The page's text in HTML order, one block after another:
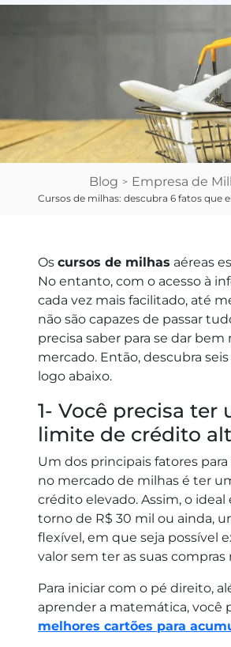
Blog > Empresa de
Cursos de milhas: descubra 6 fatos que
Os cursos de milhas aéreas
No entanto, com o acesso à
cada vez mais facilitado, até
não são capazes de passar
precisa saber para se dar bem
mercado. Então, descubra
logo abaixo.
1- Você precisa ter
limite de crédito
Um dos principais fatores
no mercado de milhas é ter
crédito elevado. Assim, o ideal
torno de R$ 30 mil ou ainda,
flexível, em que seja possível
valor sem ter as suas compras
Para iniciar com o pé direito,
aprender a matemática, você
melhores cartões para